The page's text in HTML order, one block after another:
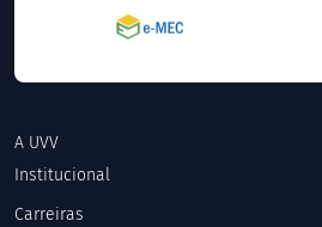
A UVV
Institucional
Carreiras